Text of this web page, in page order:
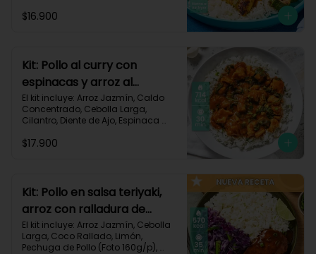
Verde, Receta Impresa.
$16.900
Kit: Pollo al curry con
espinacas y arroz al
cilantro-93
El kit incluye: Arroz Jazmín, Caldo
Concentrado, Cebolla Larga,
Cilantro, Diente de Ajo, Espinaca
Pechuga (foto 160g/p), Tomates
Protaínas 40g
$17.900
Kit: Pollo en salsa teriyaki,
arroz con ralladura de
coco y repollo salteado-
143
El kit incluye: Arroz Jazmín, Cebolla
Larga, Coco Rallado, Limón,
Pechuga de Pollo (Foto 160g/p),